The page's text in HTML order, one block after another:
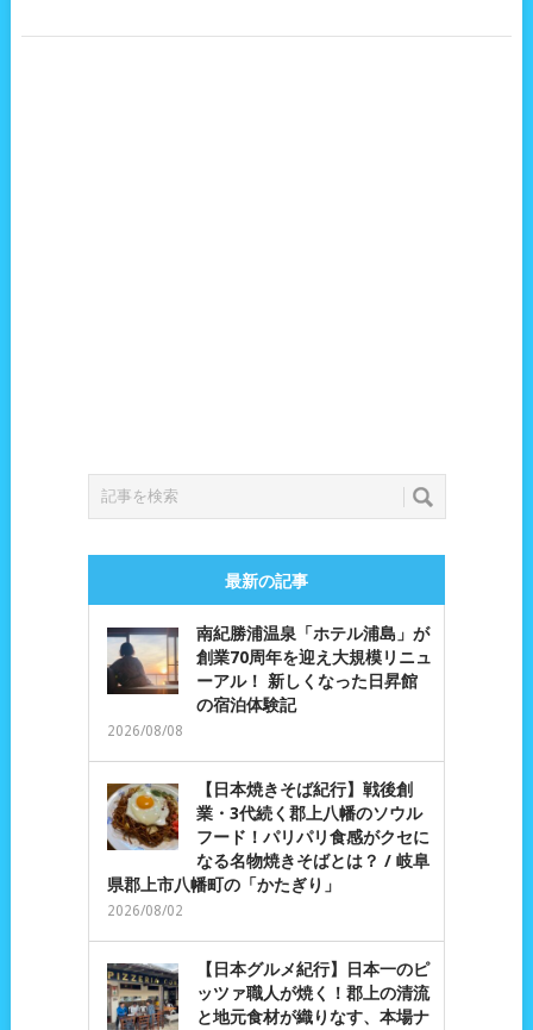
最新の記事
南紀勝浦温泉「ホテル浦島」が
創業70周年を迎え大規模リニュ
ーアル！ 新しくなった日昇館
の宿泊体験記
2026/08/08
【日本焼きそば紀行】戦後創
業・3代続く郡上八幡のソウル
フード！パリパリ食感がクセに
なる名物焼きそばとは？ / 岐阜
県郡上市八幡町の「かたぎり」
2026/08/02
【日本グルメ紀行】日本一のピ
ッツァ職人が焼く！郡上の清流
と地元食材が織りなす、本場ナ